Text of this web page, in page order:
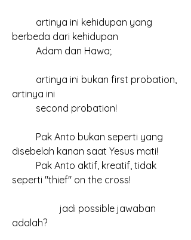
berbeda dari kehidupan
	Adam dan Hawa;
artinya ini
	second probation!
disebelah kanan saat Yesus mati!
seperti "thief" on the cross!
adalah?